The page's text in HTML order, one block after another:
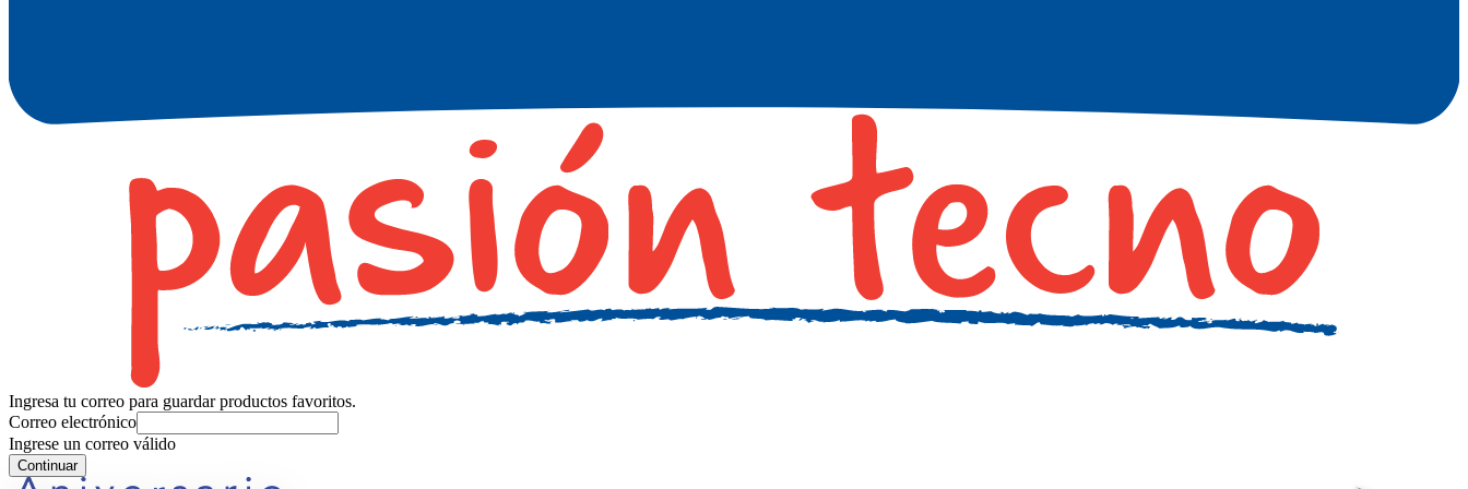
Ingresa tu correo para guardar productos favoritos.
Correo electrónico
Ingrese un correo válido
Continuar